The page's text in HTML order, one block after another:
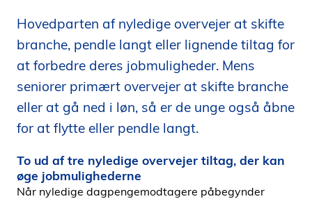
n
Hovedparten af nyledige overvejer at skifte
branche, pendle langt eller lignende tiltag for
at forbedre deres jobmuligheder. Mens
seniorer primært overvejer at skifte branche
eller at gå ned i løn, så er de unge også åbne
for at flytte eller pendle langt.
To ud af tre nyledige overvejer tiltag, der kan
øge jobmulighederne
Når nyledige dagpengemodtagere påbegynder